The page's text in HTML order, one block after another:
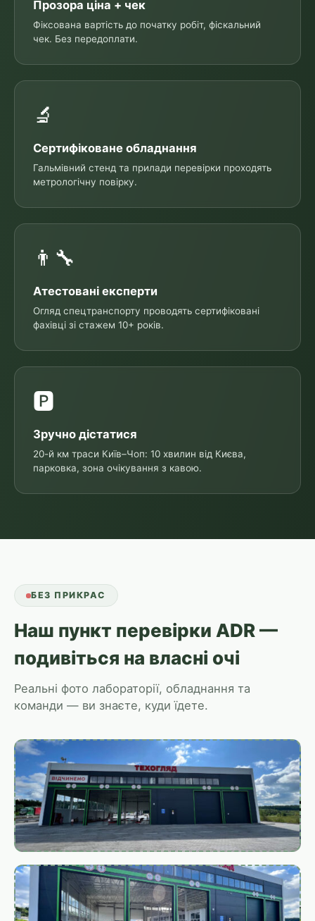
Прозора ціна + чек
Фіксована вартість до початку робіт, фіскальний
чек. Без передоплати.
🔬
Сертифіковане обладнання
Гальмівний стенд та прилади перевірки проходять
метрологічну повірку.
👨‍🔧
Атестовані експерти
Огляд спецтранспорту проводять сертифіковані
фахівці зі стажем 10+ років.
🅿️
Зручно дістатися
20-й км траси Київ–Чоп: 10 хвилин від Києва,
парковка, зона очікування з кавою.
БЕЗ ПРИКРАС
Наш пункт перевірки ADR —
подивіться на власні очі
Реальні фото лабораторії, обладнання та
команди — ви знаєте, куди їдете.